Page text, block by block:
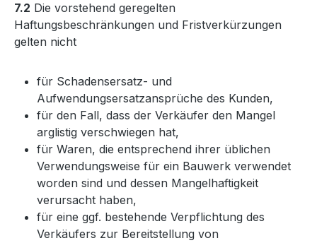
7.2 Die vorstehend geregelten
Haftungsbeschränkungen und Fristverkürzungen
gelten nicht
für Schadensersatz- und
Aufwendungsersatzansprüche des Kunden,
für den Fall, dass der Verkäufer den Mangel
arglistig verschwiegen hat,
für Waren, die entsprechend ihrer üblichen
Verwendungsweise für ein Bauwerk verwendet
worden sind und dessen Mangelhaftigkeit
verursacht haben,
für eine ggf. bestehende Verpflichtung des
Verkäufers zur Bereitstellung von